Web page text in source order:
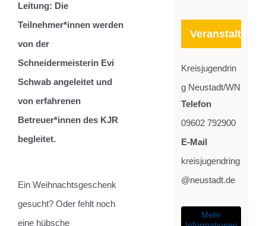
Leitung: Die
Teilnehmer*innen werden
von der
Schneidermeisterin Evi
Schwab angeleitet und
von erfahrenen
Betreuer*innen des KJR
begleitet.
Ein Weihnachtsgeschenk
gesucht? Oder fehlt noch
eine hübsche
Veranstalter
Kreisjugendrin
g Neustadt/WN
Telefon
09602 792900
E-Mail
kreisjugendring
@neustadt.de
Mehr